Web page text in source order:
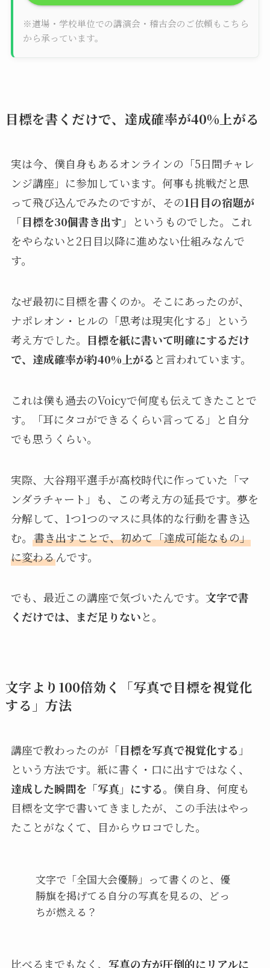
※道場・学校単位での講演会・稽古会のご依頼もこちら
から承っています。
目標を書くだけで、達成確率が40%上がる
実は今、僕自身もあるオンラインの「5日間チャレ
ンジ講座」に参加しています。何事も挑戦だと思
って飛び込んでみたのですが、その1日目の宿題が
「目標を30個書き出す」
というものでした。これ
をやらないと2日目以降に進めない仕組みなんで
す。
なぜ最初に目標を書くのか。そこにあったのが、
ナポレオン・ヒルの「思考は現実化する」という
考え方でした。 目標を紙に書いて明確にするだけ
で、達成確率が約40%上がる と言われています。
これは僕も過去のVoicyで何度も伝えてきたことで
す。「耳にタコができるくらい言ってる」と自分
でも思うくらい。
実際、大谷翔平選手が高校時代に作っていた「マ
ンダラチャート」も、この考え方の延長です。夢を
分解して、1つ1つのマスに具体的な行動を書き込
む。 書き出すことで、初めて「達成可能なもの」
に変わるんです。
でも、最近この講座で気づいたんです。 文字で書
くだけでは、まだ足りないと。
文字より100倍効く「写真で目標を視覚化
する」方法
講座で教わったのが「目標を写真で視覚化する 」
という方法です。紙に書く・口に出すではなく、
達成した瞬間を「写真」にする。僕自身、何度も
目標を文字で書いてきましたが、この手法はやっ
たことがなくて、目からウロコでした。
文字で「全国大会優勝」って書くのと、優
勝旗を掲げてる自分の写真を見るの、どっ
ちが燃える？
比べるまでもなく、 写真の方が圧倒的にリアルに